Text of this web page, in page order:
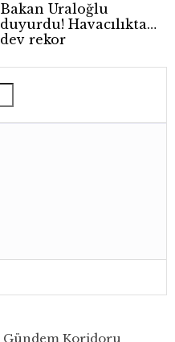
Bakan Uraloğlu
duyurdu! Havacılıkta
dev rekor
Gündem Koridoru